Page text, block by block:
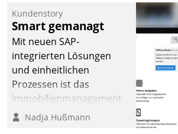
Kundenstory
Smart gemanagt
Mit neuen SAP-
integrierten Lösungen
und einheitlichen
Prozessen ist das
Immobilienmanagement
der Bayerischen
Nadja Hußmann